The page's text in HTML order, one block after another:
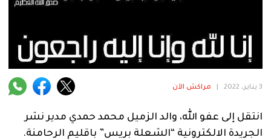
فنية
منوعة
3 يناير، 2022 مراكش الآن
انتقل إلى عفو الله، والد الزميل محمد حمدي مدير نشر
الجريدة الالكترونية “الشعلة بريس” باقليم الرحامنة.